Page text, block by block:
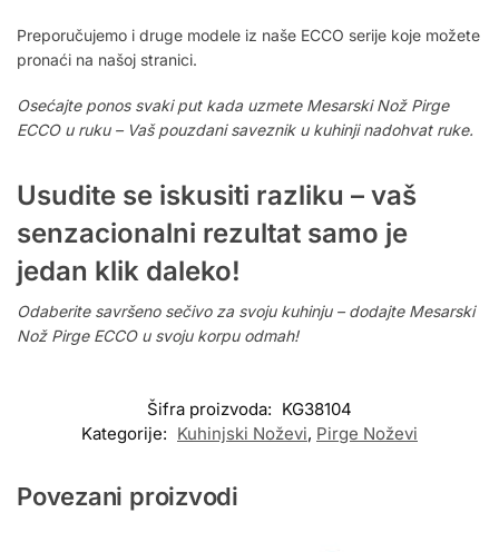
Preporučujemo i druge modele iz naše ECCO serije koje možete
pronaći na našoj stranici.
Osećajte ponos svaki put kada uzmete Mesarski Nož Pirge
ECCO u ruku – Vaš pouzdani saveznik u kuhinji nadohvat ruke.
Usudite se iskusiti razliku – vaš
senzacionalni rezultat samo je
jedan klik daleko!
Odaberite savršeno sečivo za svoju kuhinju – dodajte Mesarski
Nož Pirge ECCO u svoju korpu odmah!
Šifra proizvoda: KG38104
Kategorije: Kuhinjski Noževi, Pirge Noževi
Povezani proizvodi